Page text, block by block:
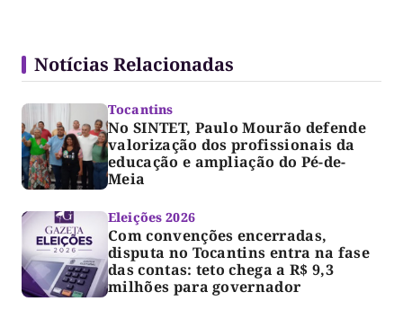
Notícias Relacionadas
Tocantins
No SINTET, Paulo Mourão defende
valorização dos profissionais da
educação e ampliação do Pé-de-
Meia
Eleições 2026
Com convenções encerradas,
disputa no Tocantins entra na fase
das contas: teto chega a R$ 9,3
milhões para governador